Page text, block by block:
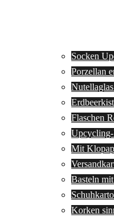
Socken
Porzellan
Flaschen
Upcycling-
Mit
Basteln
Korken